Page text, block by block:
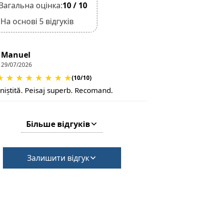
оцінка:10 / 10
На основі 5 відгуків
Manuel
29/07/2026
★ ★ ★ ★ ★ ★ ★(10/10)
Peisaj superb. Recomand.
Більше відгуків
Залишити відгук